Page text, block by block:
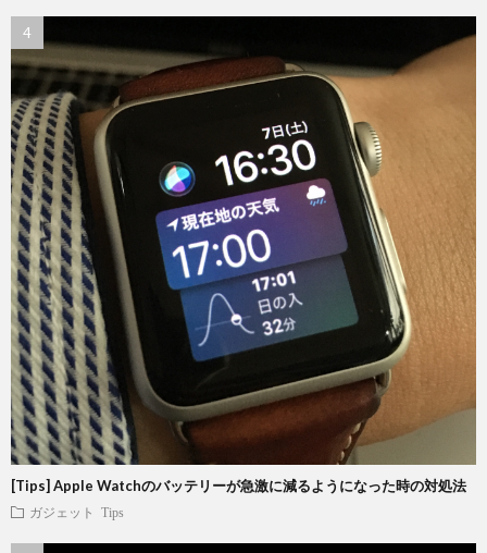
[Tips] Apple Watchのバッテリーが急激に減るようになった時の対処法
ガジェット Tips